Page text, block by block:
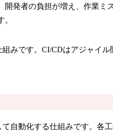
発者の負担が増え、作業ミ
みです。CI/CDはアジャイ
自動化する仕組みです。各